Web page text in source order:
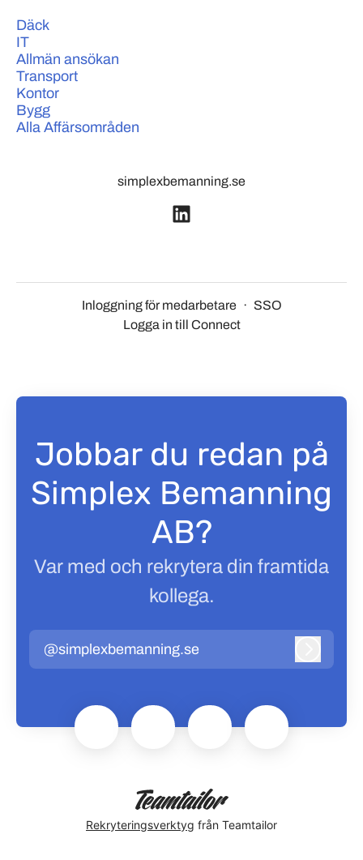
Däck
IT
Allmän ansökan
Transport
Kontor
Bygg
Alla Affärsområden
simplexbemanning.se
Inloggning för medarbetare · SSO
Logga in till Connect
Jobbar du redan på
Simplex Bemanning
AB?
Var med och rekrytera din framtida
kollega.
@simplexbemanning.se
Rekryteringsverktyg från Teamtailor